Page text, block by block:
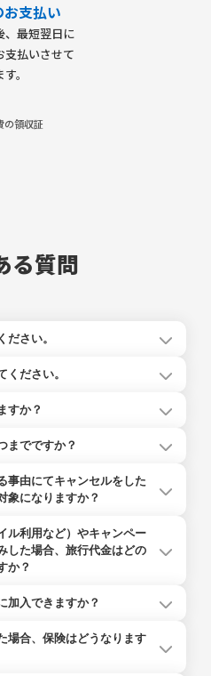
お支払い
、最短翌日に
支払いさせて
。
の領収証
る質問
ださい。
なる可能性がありますのでご注
ください。
クレジットカードは以下のとお
メリカン・エクスプレス、
ジットカード（家族カードを
すか？
までですか？
開始します。保険期間の終了
（※）の午後12時となります。
ます。（片道のみの場合の旅
ト出発日となります。）
事由にてキャンセルをした
象になりますか？
金をお支払いいたします。
4日以内に通院した
日以内に入院する
ル利用など）やキャンペー
した場合、旅行代金はどの
か？
行代金に適用される場合は、割
加入できますか？
空券」の場合、旅行開始日は
場合、保険はどうなります